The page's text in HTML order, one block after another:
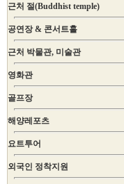
근처 절(Buddhist temple)
공연장 & 콘서트홀
근처 박물관, 미술관
영화관
골프장
해양레포츠
요트투어
외국인 정착지원